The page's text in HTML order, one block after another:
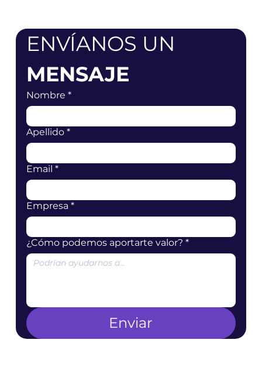
MENSAJE
Nombre *
Apellido *
Email *
Empresa *
¿Cómo podemos aportarte valor? *
Enviar